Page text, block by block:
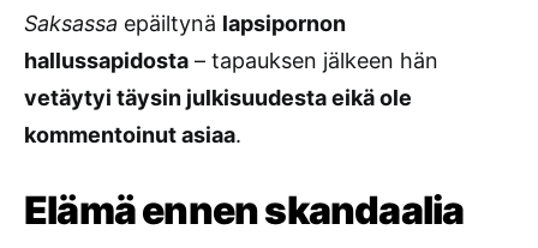
Saksassa epäiltynä lapsipornon
hallussapidosta – tapauksen jälkeen hän
vetäytyi täysin julkisuudesta eikä ole
kommentoinut asiaa.
Elämä ennen skandaalia